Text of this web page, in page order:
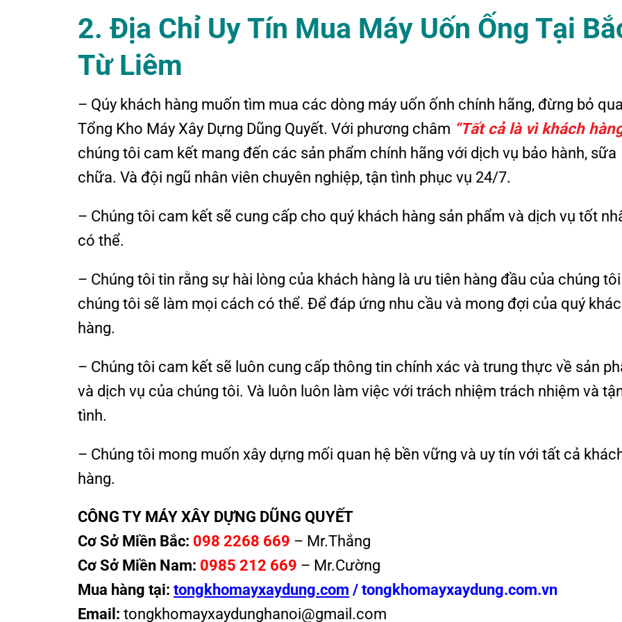
2. Địa Chỉ Uy Tín Mua Máy Uốn Ống Tại
Từ Liêm
– Qúy khách hàng muốn tìm mua các dòng máy uốn ốnh chính hãng, đừng bỏ qua
Tổng Kho Máy Xây Dựng Dũng Quyết. Với phương châm “Tất cả là vì khách
chúng tôi cam kết mang đến các sản phẩm chính hãng với dịch vụ bảo hành, sữa
chữa. Và đội ngũ nhân viên chuyên nghiệp, tận tình phục vụ 24/7.
– Chúng tôi cam kết sẽ cung cấp cho quý khách hàng sản phẩm và dịch vụ tốt
có thể.
– Chúng tôi tin rằng sự hài lòng của khách hàng là ưu tiên hàng đầu của chúng
chúng tôi sẽ làm mọi cách có thể. Để đáp ứng nhu cầu và mong đợi của quý
hàng.
– Chúng tôi cam kết sẽ luôn cung cấp thông tin chính xác và trung thực về sản
và dịch vụ của chúng tôi. Và luôn luôn làm việc với trách nhiệm trách nhiệm và
tình.
– Chúng tôi mong muốn xây dựng mối quan hệ bền vững và uy tín với tất cả
hàng.
CÔNG TY MÁY XÂY DỰNG DŨNG QUYẾT
Cơ Sở Miền Bắc: 098 2268 669 – Mr.Thắng
Cơ Sở Miền Nam: 0985 212 669 – Mr.Cường
Mua hàng tại: tongkhomayxaydung.com /tongkhomayxaydung.com.vn
Email: tongkhomayxaydunghanoi@gmail.com